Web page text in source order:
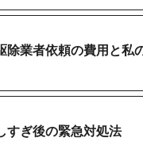
除業者依頼の費用と私
すぎ後の緊急対処法